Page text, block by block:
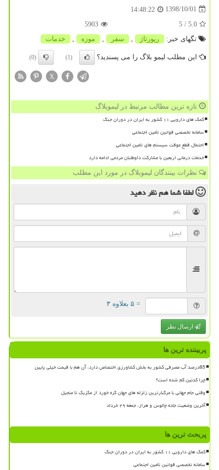
1398/10/01
14:48:22
5.0
/ 5
5903
تگهای خبر:
رپورتاژ سفر موزه‌ خدمات
این مطلب لیمو بلاگ را می پسندید؟ (1)
(0)
X
تازه ترین مطالب مرتبط در لیموبلاگ
کمک های دارویی ۱۱ کشور به ایران در دوران جنگ
سامانه تخصصی قوانین تأمین اجتماعی
احتمال قطع موقت سیستم های تامین اجتماعی
خدمات درمانی اربعین با مشارکت داوطلبان مردمی ادامه دارد
نظرات بینندگان لیموبلاگ در مورد این مطلب
لطفا شما همنظر دهید
= ۵ بعلاوه ۳
ارسال نظر
پربیننده ترین ها
85درصد آب مصرفی کشور به بخش کشاورزی اختصاص دارد، آن هم با قیمت خیلی پایین
چرا کدئین کم شده است؟
وقتی جام جهانی با مرگبارترین زلزله های جهان گره خورد از مکزیک تا منجیل
آخرین وضعیت جاده چالوس و هراز، جمعه ۲۹ خرداد
پربحث ترین ها
کمک های دارویی ۱۱ کشور به ایران در دوران جنگ
سامانه تخصصی قوانین تأمین اجتماعی